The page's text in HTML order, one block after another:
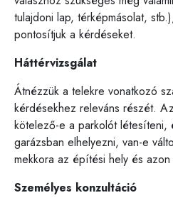
tulajdoni lap, térképmásolat,
pontosítjuk a kérdéseket.
Háttérvizsgálat
Átnézzük a telekre vonatkozó
kérdésekhez releváns részét.
kötelező-e a parkolót létesíteni,
garázsban elhelyezni, van-e
mekkora az építési hely és
Személyes konzultáció